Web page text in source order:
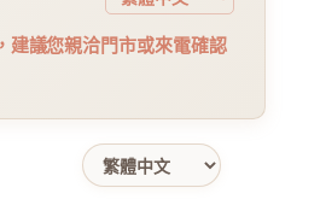
建議您親洽門市或來電確認